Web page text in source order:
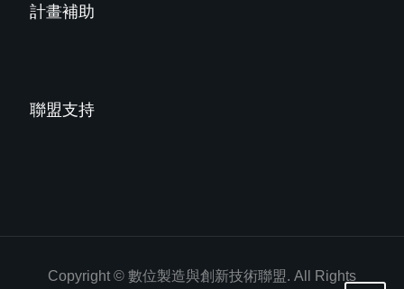
計畫補助
聯盟支持
Copyright © 數位製造與創新技術聯盟. All Rights